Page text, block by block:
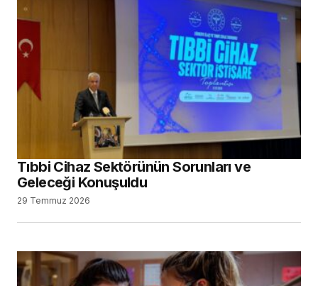
Tıbbi Cihaz Sektörünün Sorunları ve
Geleceği Konuşuldu
29 Temmuz 2026